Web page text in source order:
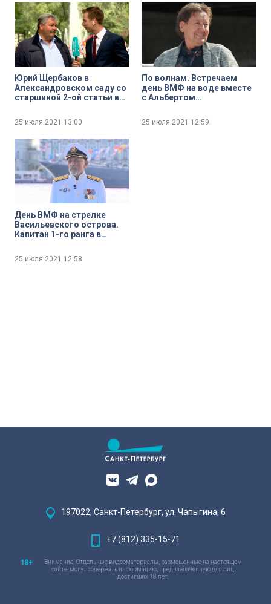
Юрий Щербаков в
Александровском саду со
старшиной 2-ой статьи в
25 июля 2021 13:00
По волнам. Встречаем
день ВМФ на воде вместе
с Альбертом
25 июля 2021 12:59
День ВМФ на стрелке
Васильевского острова.
Капитан 1-го ранга в
25 июля 2021 12:58
197022, Санкт-Петербург, ул. Чапыгина, 6
+7 (812) 335-15-71
Внимание! Отдельные видеоматериалы, размещенные на настоящем
сайте, могут содержать информацию, предназначенную для лиц,
достигших 18 лет.